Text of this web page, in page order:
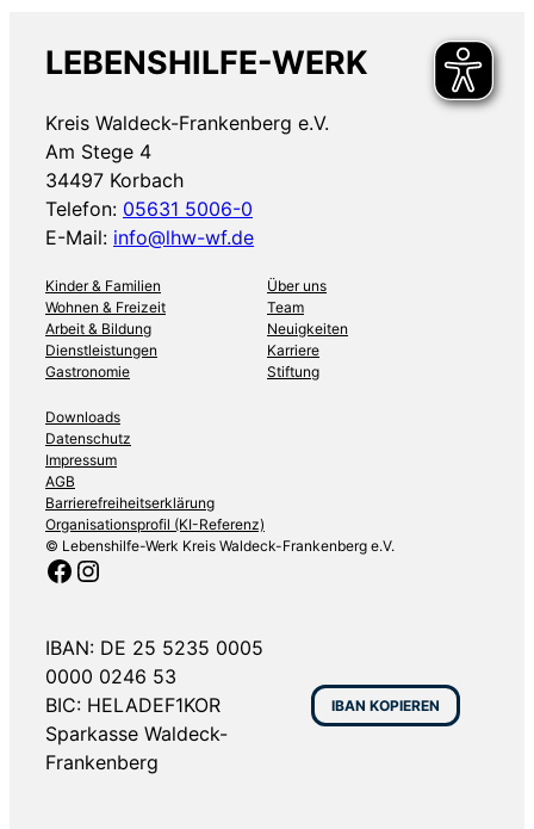
LEBENSHILFE-WERK
Kreis Waldeck-Frankenberg e.V.
Am Stege 4
34497 Korbach
Telefon: 05631 5006-0
E-Mail: info@lhw-wf.de
Kinder & Familien
Wohnen & Freizeit
Arbeit & Bildung
Dienstleistungen
Gastronomie
Über uns
Team
Neuigkeiten
Karriere
Stiftung
Downloads
Datenschutz
Impressum
AGB
Barrierefreiheitserklärung
Organisationsprofil (KI-Referenz)
© Lebenshilfe-Werk Kreis Waldeck-Frankenberg e.V.
Facebook Instagram
IBAN: DE 25 5235 0005
0000 0246 53
BIC: HELADEF1KOR
Sparkasse Waldeck-
Frankenberg
IBAN KOPIEREN